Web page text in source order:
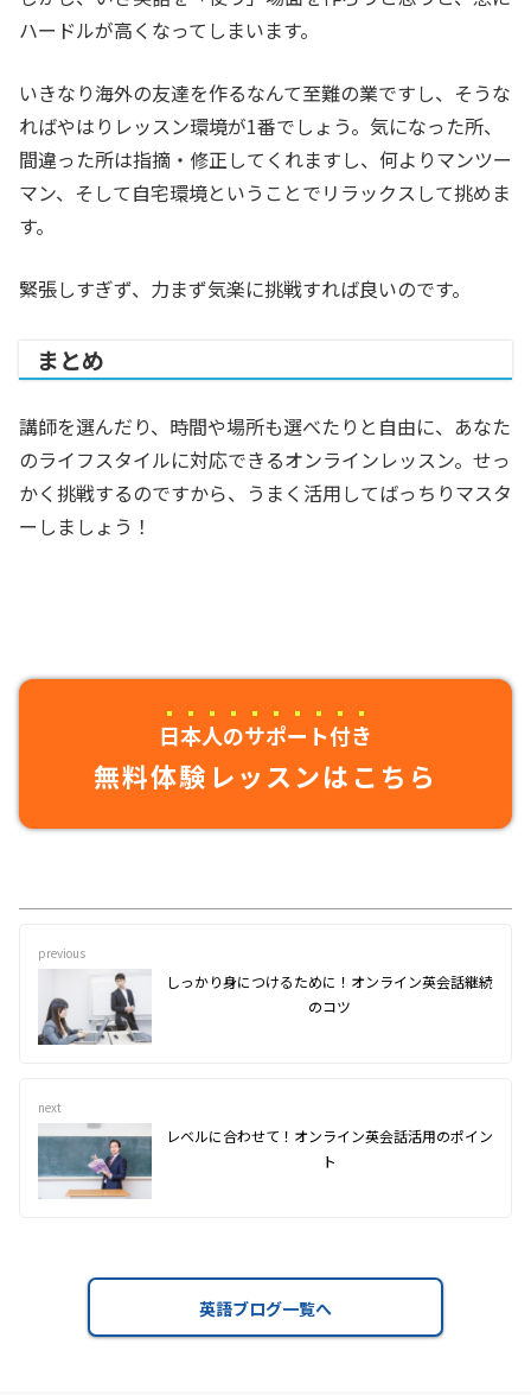
ハードルが高くなってしまいます。
いきなり海外の友達を作るなんて至難の業ですし、そうな
ればやはりレッスン環境が1番でしょう。気になった所、
間違った所は指摘・修正してくれますし、何よりマンツー
マン、そして自宅環境ということでリラックスして挑めま
す。
緊張しすぎず、力まず気楽に挑戦すれば良いのです。
まとめ
講師を選んだり、時間や場所も選べたりと自由に、あなた
のライフスタイルに対応できるオンラインレッスン。せっ
かく挑戦するのですから、うまく活用してばっちりマスタ
ーしましょう！
日本人のサポート付き
無料体験レッスンはこちら
previous
しっかり身につけるために！オンライン英会話継続
のコツ
next
レベルに合わせて！オンライン英会話活用のポイン
ト
英語ブログ一覧へ